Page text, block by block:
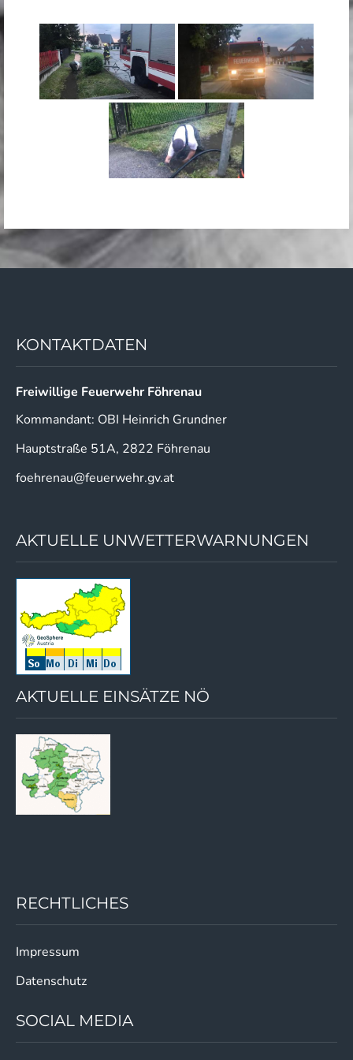
KONTAKTDATEN
Freiwillige Feuerwehr Föhrenau
Kommandant: OBI Heinrich Grundner
Hauptstraße 51A, 2822 Föhrenau
foehrenau@feuerwehr.gv.at
AKTUELLE UNWETTERWARNUNGEN
AKTUELLE EINSÄTZE NÖ
RECHTLICHES
Impressum
Datenschutz
SOCIAL MEDIA